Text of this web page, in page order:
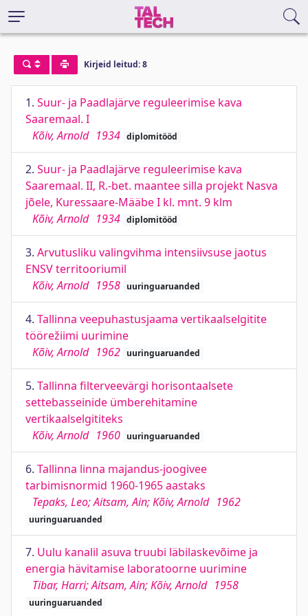
Kirjeid leitud: 8
1. Suur- ja Paadlajärve reguleerimise kava
Saaremaal. I
Kõiv, Arnold 1934 diplomitööd
2. Suur- ja Paadlajärve reguleerimise kava
Saaremaal. II, R.-bet. maantee silla projekt Nasva
jõele, Kuressaare-Määbe I kl. mnt. 9 klm
Kõiv, Arnold 1934 diplomitööd
3. Arvutusliku valingvihma intensiivsuse jaotus
ENSV territooriumil
Kõiv, Arnold 1958 uuringuaruanded
4. Tallinna veepuhastusjaama vertikaalselgitite
töörežiimi uurimine
Kõiv, Arnold 1962 uuringuaruanded
5. Tallinna filterveevärgi horisontaalsete
settebasseinide ümberehitamine
vertikaalselgititeks
Kõiv, Arnold 1960 uuringuaruanded
6. Tallinna linna majandus-joogivee
tarbimisnormid 1960-1965 aastaks
Tepaks, Leo; Aitsam, Ain; Kõiv, Arnold 1962
uuringuaruanded
7. Uulu kanalil asuva truubi läbilaskevõime ja
energia hävitamise laboratoorne uurimine
Tibar, Harri; Aitsam, Ain; Kõiv, Arnold 1958
uuringuaruanded